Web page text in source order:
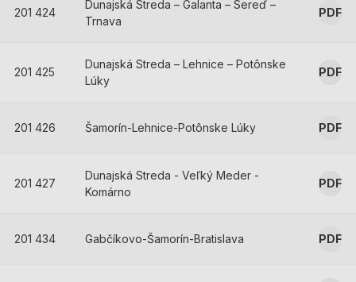
201 424
Dunajská Streda – Galanta – Sereď –
Trnava
PDF
201 425
Dunajská Streda – Lehnice – Potônske
Lúky
PDF
201 426 Šamorín-Lehnice-Potônske Lúky PDF
201 427
Dunajská Streda - Veľký Meder -
Komárno
PDF
201 434 Gabčíkovo-Šamorín-Bratislava PDF